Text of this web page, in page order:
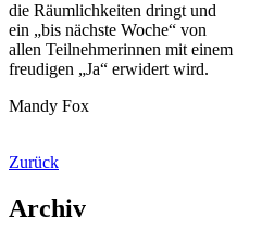
die Räumlichkeiten dringt und
ein „bis nächste Woche“ von
allen Teilnehmerinnen mit einem
freudigen „Ja“ erwidert wird.
Mandy Fox
Zurück
Archiv